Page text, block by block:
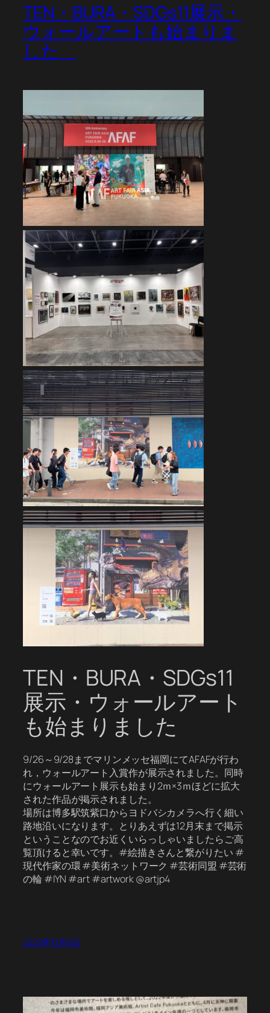
TEN・BURA・SDGs11展示・
ウォールアートも始まりま
した
TEN・BURA・SDGs11
展示・ウォールアート
も始まりました
9/26～9/28までマリンメッセ福岡にてAFAFが行わ
れ，ウォールアート入賞作が展示されました。同時
にウォールアート展示も始まり2ｍ×3ｍほどに拡大
された作品が掲示されました。
場所は博多駅筑紫口からヨドバシカメラへ行く細い
路地沿いになります。とりあえずは12月末まで掲示
ということなのでお近くいらっしゃいましたらご高
覧頂けると幸いです。#絵描きさんと繋がりたい #
現代作家の環 #美術ネットワーク #芸術同盟 #芸術
の輪 #IYN #art #artwork @artjp4
2025年10月6日